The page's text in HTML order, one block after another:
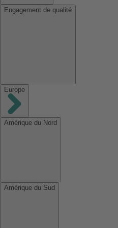
Engagement de qualité
Europe
Amérique du Nord
Amérique du Sud